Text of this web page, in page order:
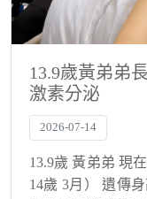
13.9歲黃弟弟
激素分泌
2026-07-14
13.9歲 黃弟弟 現
14歲 3月） 遺傳身